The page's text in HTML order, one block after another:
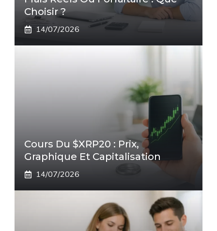
Choisir ?
14/07/2026
Cours Du $XRP20 : Prix,
Graphique Et Capitalisation
14/07/2026